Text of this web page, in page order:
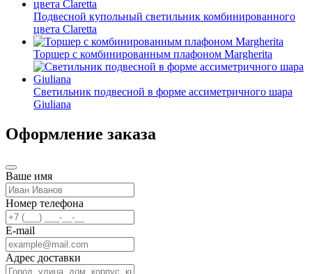
Подвесной купольный светильник комбинированного
цвета Claretta
Торшер с комбинированным плафоном Margherita
Светильник подвесной в форме ассиметричного шара
Giuliana
Оформление заказа
Ваше имя
Номер телефона
E-mail
Адрес доставки